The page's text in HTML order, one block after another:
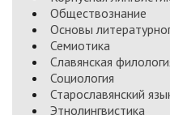
Обществознание
Основы
Семиотика
Славянская
Социология
Старославянский
Этнолингвистика